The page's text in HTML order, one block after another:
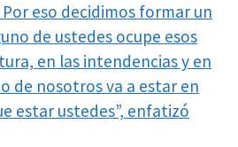
eso decidimos formar un
de ustedes ocupe esos
en las intendencias y en
de nosotros va a estar en
estar ustedes”, enfatizó